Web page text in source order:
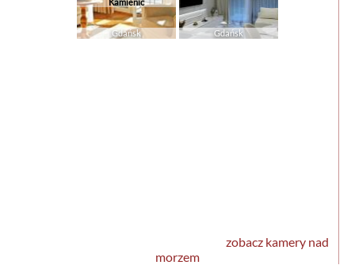
Gdańsk Gdańsk
zobacz kamery nad
morzem